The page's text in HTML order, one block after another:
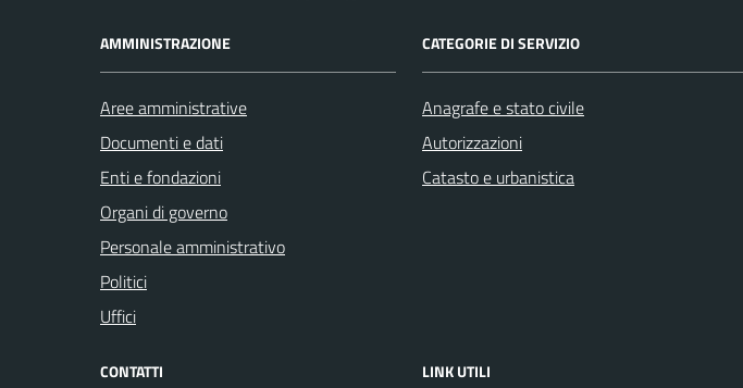
AMMINISTRAZIONE
Aree amministrative
Documenti e dati
Enti e fondazioni
Organi di governo
Personale amministrativo
Politici
Uffici
CATEGORIE DI SERVIZIO
Anagrafe e stato civile
Autorizzazioni
Catasto e urbanistica
CONTATTI LINK UTILI